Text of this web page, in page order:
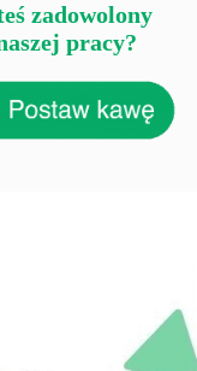
zadowolony
pracy?